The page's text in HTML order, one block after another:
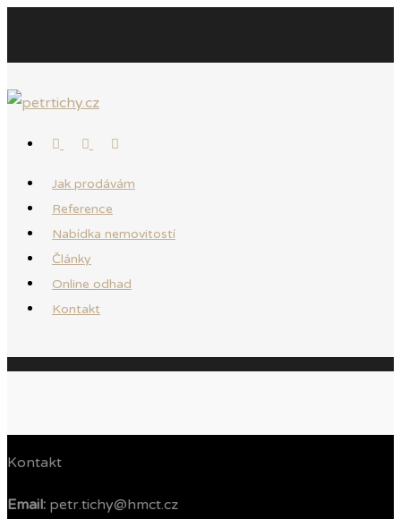
Jak prodávám
Reference
Nabídka nemovitostí
Články
Online odhad
Kontakt
Kontakt
Email: petr.tichy@hmct.cz